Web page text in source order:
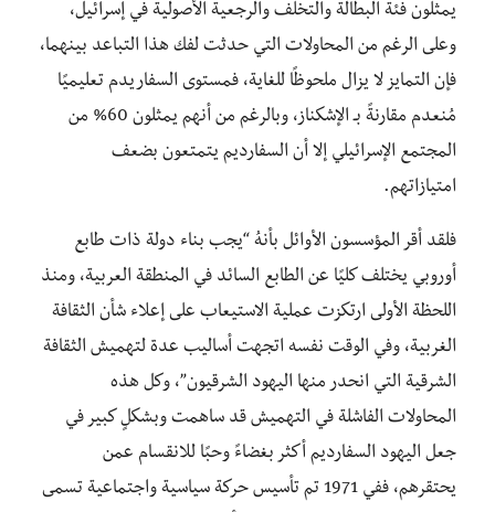
يمثلون فئة البطالة والتخلف والرجعية الأصولية في إسرائيل،
وعلى الرغم من المحاولات التي حدثت لفك هذا التباعد بينهما،
فإن التمايز لا يزال ملحوظًا للغاية، فمستوى السفاريدم تعليميًا
مُنعدم مقارنةً بـ الإشكناز، وبالرغم من أنهم يمثلون 60% من
المجتمع الإسرائيلي إلا أن السفارديم يتمتعون بضعف
امتيازاتهم.
فلقد أقر المؤسسون الأوائل بأنهُ “يجب بناء دولة ذات طابع
أوروبي يختلف كليًا عن الطابع السائد في المنطقة العربية، ومنذ
اللحظة الأولى ارتكزت عملية الاستيعاب على إعلاء شأن الثقافة
الغربية، وفي الوقت نفسه اتجهت أساليب عدة لتهميش الثقافة
الشرقية التي انحدر منها اليهود الشرقيون”، وكل هذه
المحاولات الفاشلة في التهميش قد ساهمت وبشكلٍ كبير في
جعل اليهود السفارديم أكثر بغضاءً وحبًا للانقسام عمن
يحتقرهم، ففي 1971 تم تأسيس حركة سياسية واجتماعية تسمى